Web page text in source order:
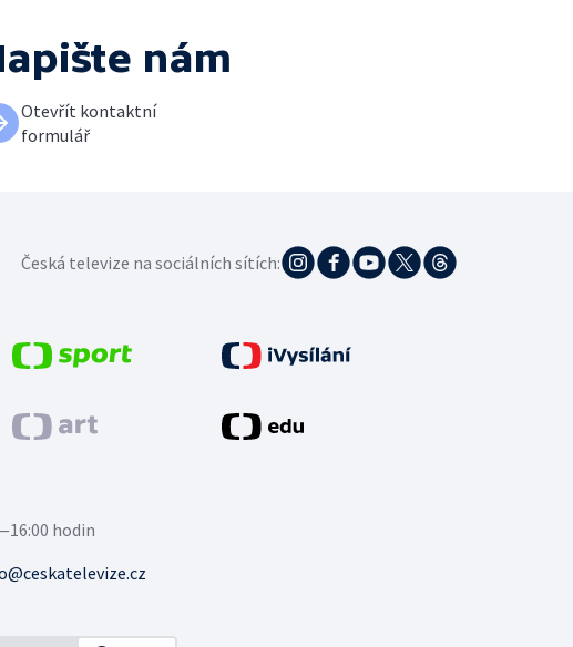
nám
Otevřít kontaktní
formulář
hodin
Česká televize na sociálních sítích: